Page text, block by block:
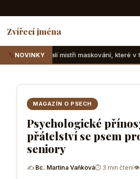
Zvířecí jména
NOVINKY
maskování, které v teráriu sotva najdete
MAGAZÍN O PSECH
Psychologické
přátelství se psem
seniory
✍ Bc. Martina Vaňková⏱ 3 min čtení👁